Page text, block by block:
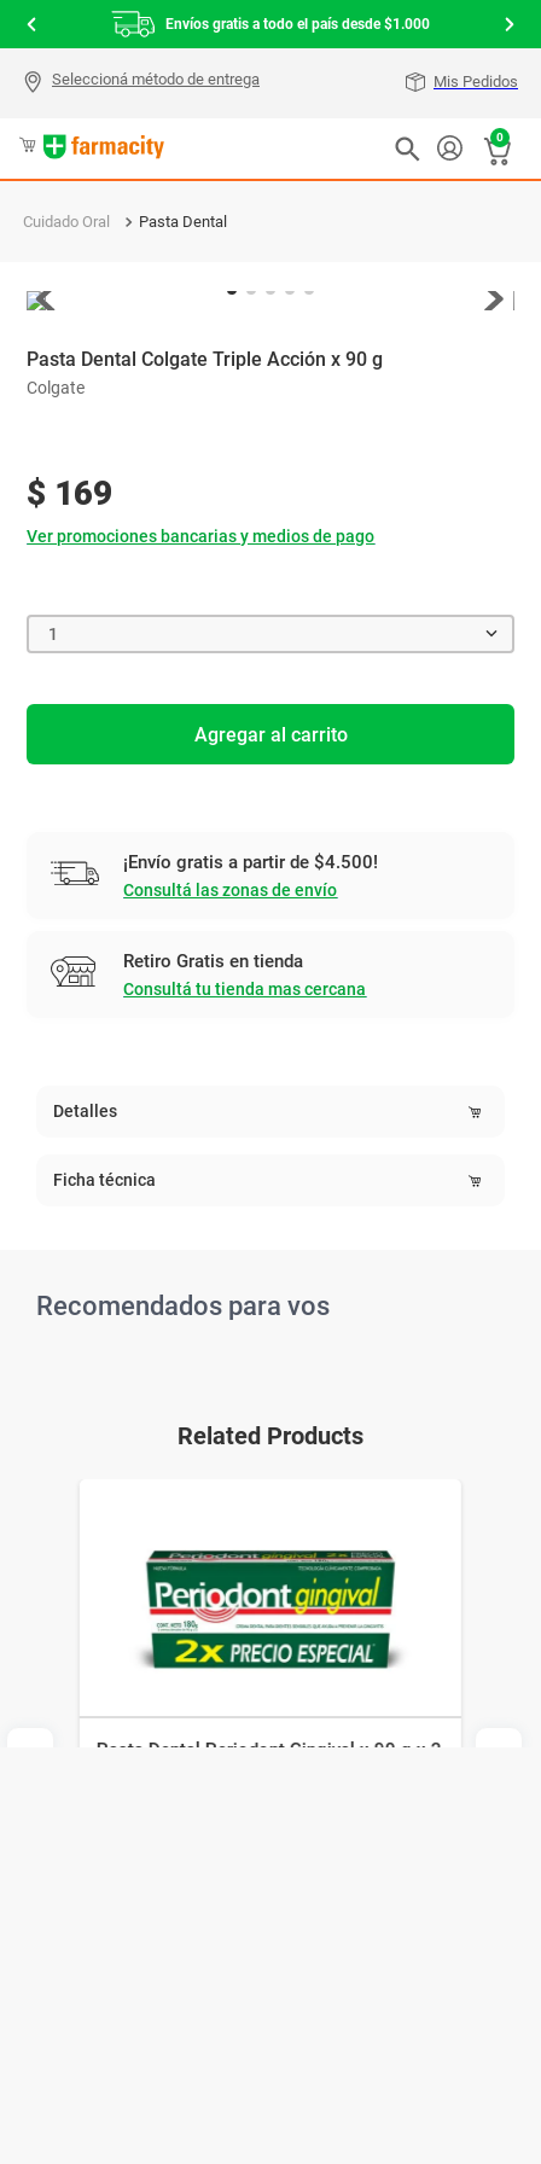
Envíos gratis a todo el país desde $1.000
Mis Pedidos
0
Cuidado Oral Pasta Dental
Pasta Dental Colgate Triple Acción x 90 g
Colgate
$ 169
Ver promociones bancarias y medios de pago
1
Agregar al carrito
¡Envío gratis a partir de $4.500!
Consultá las zonas de envío
Retiro Gratis en tienda
Consultá tu tienda mas cercana
Detalles
Ficha técnica
Recomendados para vos
Related Products
Pasta Dental Periodont Gingival x 90 g x 2